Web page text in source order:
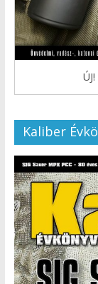
Kaliber